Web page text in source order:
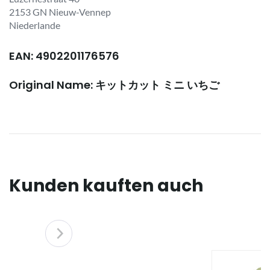
2153 GN Nieuw-Vennep
Niederlande
EAN: 4902201176576
Original Name: キットカット ミニ いちご
Kunden kauften auch